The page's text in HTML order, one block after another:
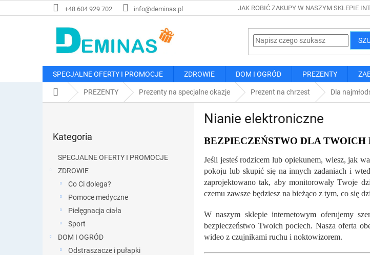
do
+48 604 929 702 info@deminas.pl JAK ROBIĆ ZAKUPY W NASZYM SKLEPIE
SPECJALNE OFERTY I PROMOCJE ZDROWIE DOM I OGRÓD PREZENTY
Home PREZENTY Prezenty na specjalne okazje Prezent na chrzest Dla
kategorie
Kategoria
SPECJALNE OFERTY I PROMOCJE
ZDROWIE
Co Ci dolega?
Pomoce medyczne
Pielęgnacja ciała
Sport
DOM I OGRÓD
Odstraszacze i pułapki
Nianie elektroniczne
BEZPIECZEŃSTWO DLA
Jeśli jesteś rodzicem lub opiekunem, wiesz, jak
pokoju lub skupić się na innych zadaniach i
zaprojektowano tak, aby monitorowały Twoje
czemu zawsze będziesz na bieżąco z tym, co się
W naszym sklepie internetowym oferujemy
bezpieczeństwo Twoich pociech. Nasza oferta
wideo z czujnikami ruchu i noktowizorem.